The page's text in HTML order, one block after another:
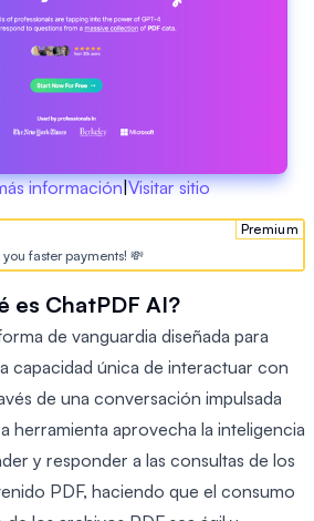
información|Visitar sitio
Premium
faster payments! 💸
es ChatPDF AI?
de vanguardia diseñada para
capacidad única de interactuar con
de una conversación impulsada
herramienta aprovecha la inteligencia
y responder a las consultas de los
PDF, haciendo que el consumo